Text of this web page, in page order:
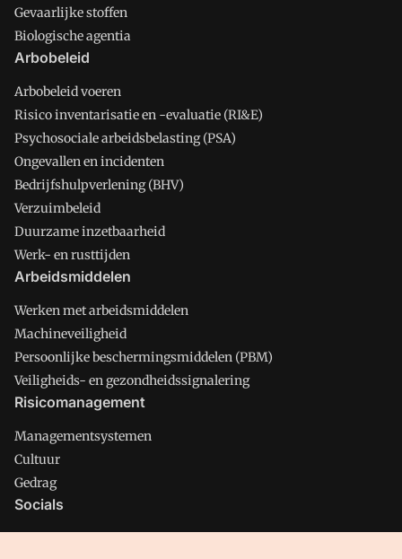
Gevaarlijke stoffen
Biologische agentia
Arbobeleid
Arbobeleid voeren
Risico inventarisatie en -evaluatie (RI&E)
Psychosociale arbeidsbelasting (PSA)
Ongevallen en incidenten
Bedrijfshulpverlening (BHV)
Verzuimbeleid
Duurzame inzetbaarheid
Werk- en rusttijden
Arbeidsmiddelen
Werken met arbeidsmiddelen
Machineveiligheid
Persoonlijke beschermingsmiddelen (PBM)
Veiligheids- en gezondheidssignalering
Risicomanagement
Managementsystemen
Cultuur
Gedrag
Socials